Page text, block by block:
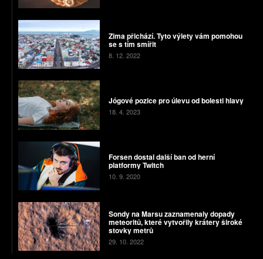
Zima přichází. Tyto výlety vám pomohou
se s tím smířit
8. 12. 2022
Jógové pozice pro úlevu od bolesti hlavy
18. 4. 2023
Forsen dostal další ban od herní
platformy Twitch
10. 9. 2020
Sondy na Marsu zaznamenaly dopady
meteoritů, které vytvořily krátery široké
stovky metrů
29. 10. 2022